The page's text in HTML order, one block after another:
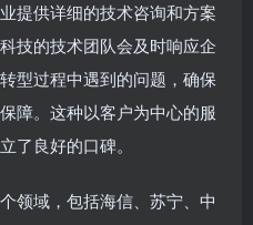
提供详细的技术咨询和方案
技的技术团队会及时响应企
型过程中遇到的问题，确保
障。这种以客户为中心的服
了良好的口碑。
领域，包括海信、苏宁、中